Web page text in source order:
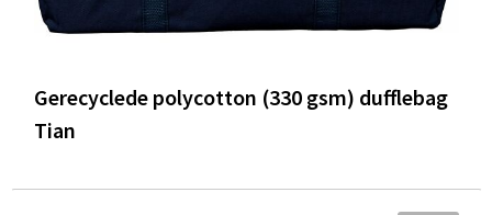
Gerecyclede polycotton (330 gsm) dufflebag
Tian